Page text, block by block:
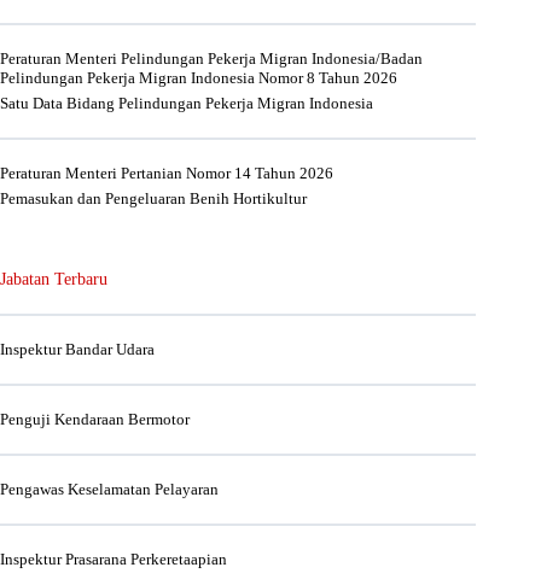
Peraturan Menteri Pelindungan Pekerja Migran Indonesia/Badan
Pelindungan Pekerja Migran Indonesia Nomor 8 Tahun 2026
Satu Data Bidang Pelindungan Pekerja Migran Indonesia
Peraturan Menteri Pertanian Nomor 14 Tahun 2026
Pemasukan dan Pengeluaran Benih Hortikultur
Jabatan Terbaru
Inspektur Bandar Udara
Penguji Kendaraan Bermotor
Pengawas Keselamatan Pelayaran
Inspektur Prasarana Perkeretaapian